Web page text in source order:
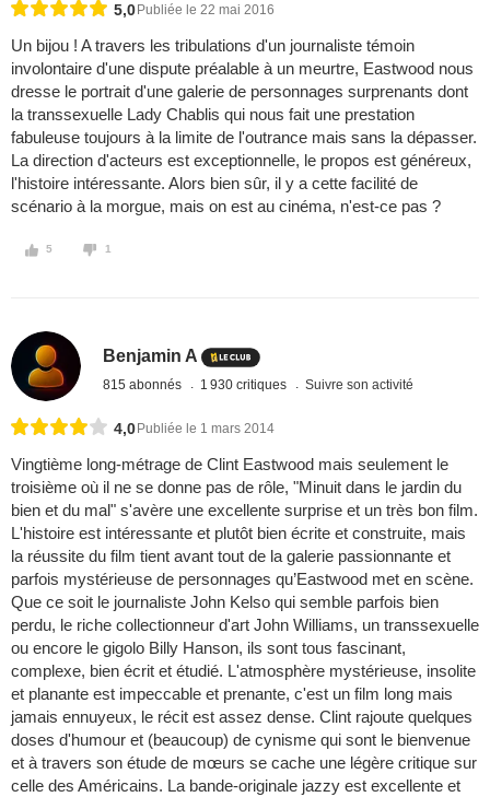
5,0 Publiée le 22 mai 2016
Un bijou ! A travers les tribulations d'un journaliste témoin
involontaire d'une dispute préalable à un meurtre, Eastwood nous
dresse le portrait d'une galerie de personnages surprenants dont
la transsexuelle Lady Chablis qui nous fait une prestation
fabuleuse toujours à la limite de l'outrance mais sans la dépasser.
La direction d'acteurs est exceptionnelle, le propos est généreux,
l'histoire intéressante. Alors bien sûr, il y a cette facilité de
scénario à la morgue, mais on est au cinéma, n'est-ce pas ?
5 1
Benjamin A
815 abonnés 1 930 critiques Suivre son activité
4,0 Publiée le 1 mars 2014
Vingtième long-métrage de Clint Eastwood mais seulement le
troisième où il ne se donne pas de rôle, "Minuit dans le jardin du
bien et du mal" s'avère une excellente surprise et un très bon film.
L'histoire est intéressante et plutôt bien écrite et construite, mais
la réussite du film tient avant tout de la galerie passionnante et
parfois mystérieuse de personnages qu’Eastwood met en scène.
Que ce soit le journaliste John Kelso qui semble parfois bien
perdu, le riche collectionneur d'art John Williams, un transsexuelle
ou encore le gigolo Billy Hanson, ils sont tous fascinant,
complexe, bien écrit et étudié. L'atmosphère mystérieuse, insolite
et planante est impeccable et prenante, c'est un film long mais
jamais ennuyeux, le récit est assez dense. Clint rajoute quelques
doses d'humour et (beaucoup) de cynisme qui sont le bienvenue
et à travers son étude de mœurs se cache une légère critique sur
celle des Américains. La bande-originale jazzy est excellente et